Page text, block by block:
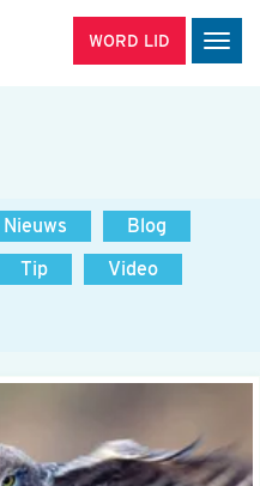
WORD LID
Nieuws
Blog
Tip
Video